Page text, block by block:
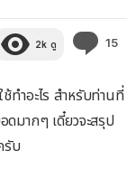
2k ดู 15
ทำอะไร สำหรับท่านที่
มากๆ เดี๋ยวจะสรุป
รับ